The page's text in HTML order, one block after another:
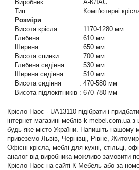
Виробник
: А-КЛАС
Тип
: Комп'ютерні
Розміри
Висота крісла
: 1170-1280 мм
Глибина
: 610 мм
Ширина
: 650 мм
Висота спинки
: 700 мм
Глибина сидіння
: 530 мм
Ширина сидіння
: 510 мм
Висота сидіння
: 470-580 мм
Висота підлокітників : 670-780 мм
Крісло Наос - UA13110 підібрати і
інтернет магазині меблів k-mebel.com.ua
будь-яке місто України. Напишіть нашому
привеземо Львів, Чернівці, Рівне, Житомир
Офісні крісла, меблі для кухні, стільці,
аналог від виробника можливо замовити
Крісло Наос на сайті К-Мебель або за